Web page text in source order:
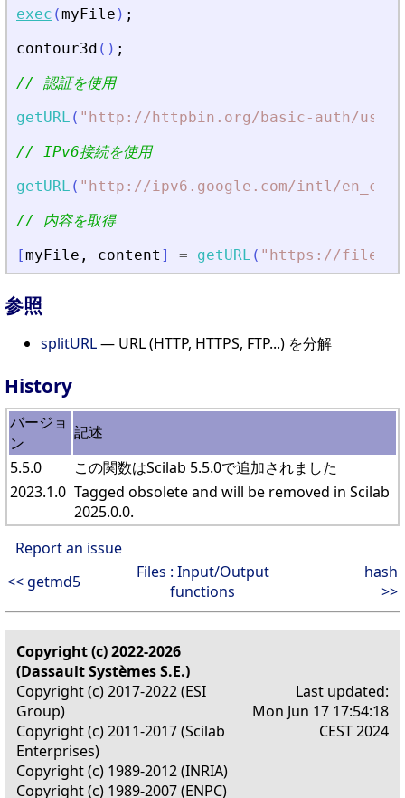
exec (myFile ) ;
contour3d ( ) ;
// 認証を使用
getURL ( " http://httpbin.org/basic-auth/user/
// IPv6接続を使用
getURL ( " http://ipv6.google.com/intl/en_com/
// 内容を取得
[myFile , content ] = getURL ( " https://
参照
splitURL— URL (HTTP, HTTPS, FTP...) を分解
History
バージョ
ン
記述
5.5.0
この関数はScilab 5.5.0で追加されました
2023.1.0 Tagged obsolete and will be removed in Scilab
2025.0.0.
Report an issue
<< getmd5
Files : Input/Output
functions
hash
>>
Copyright (c) 2022-2026
(Dassault Systèmes S.E.)
Copyright (c) 2017-2022 (ESI
Group)
Copyright (c) 2011-2017 (Scilab
Enterprises)
Copyright (c) 1989-2012 (INRIA)
Copyright (c) 1989-2007 (ENPC)
Last updated:
Mon Jun 17 17:54:18
CEST 2024